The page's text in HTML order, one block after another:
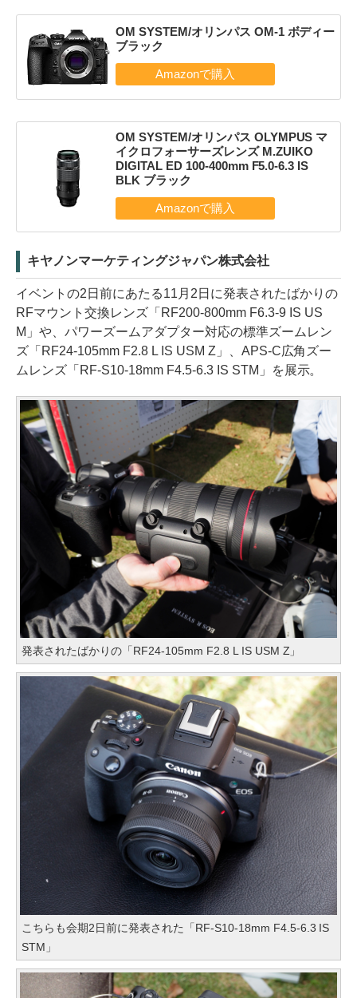
OM SYSTEM/オリンパス OM-1 ボディー
ブラック
OM SYSTEM/オリンパス OLYMPUS マ
イクロフォーサーズレンズ M.ZUIKO
DIGITAL ED 100-400mm F5.0-6.3 IS
BLK ブラック
キヤノンマーケティングジャパン株式会社
イベントの2日前にあたる11月2日に発表されたばかりの
RFマウント交換レンズ「RF200-800mm F6.3-9 IS US
M」や、パワーズームアダプター対応の標準ズームレン
ズ「RF24-105mm F2.8 L IS USM Z」、APS-C広角ズー
ムレンズ「RF-S10-18mm F4.5-6.3 IS STM」を展示。
発表されたばかりの「RF24-105mm F2.8 L IS USM Z」
こちらも会期2日前に発表された「RF-S10-18mm F4.5-6.3 IS
STM」